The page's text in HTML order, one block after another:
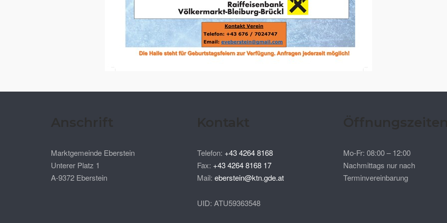
Marktgemeinde Eberstein
Unterer Platz 1
A-9372 Eberstein
Telefon: +43 4264 8168
Fax: +43 4264 8168 17
Mail: eberstein@ktn.gde.at
UID: ATU59363548
Mo-Fr: 08:00 – 12:00
Nachmittags nur nach
Terminvereinbarung